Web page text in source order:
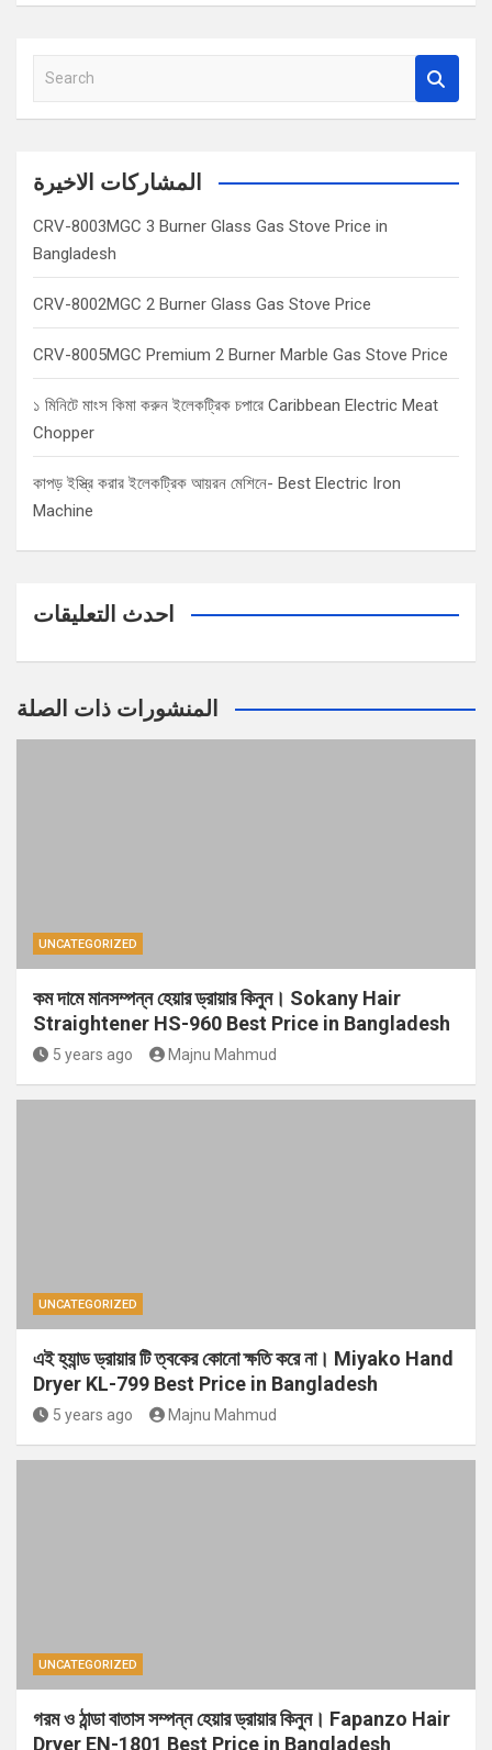
a
c
المشاركات الاخيرة
CRV-8003MGC 3 Burner Glass Gas Stove Price in
Bangladesh
CRV-8002MGC 2 Burner Glass Gas Stove Price
CRV-8005MGC Premium 2 Burner Marble Gas Stove Price
১ মিনিটে মাংস কিমা করুন ইলেকট্রিক চপারে Caribbean Electric Meat
Chopper
কাপড় ইস্ত্রি করার ইলেকট্রিক আয়রন মেশিনে- Best Electric Iron
Machine
احدث التعليقات
المنشورات ذات الصلة
UNCATEGORIZED
কম দামে মানসম্পন্ন হেয়ার ড্রায়ার কিনুন। Sokany Hair
Straightener HS-960 Best Price in Bangladesh
5 years ago Majnu Mahmud
UNCATEGORIZED
এই হ্যান্ড ড্রায়ার টি ত্বকের কোনো ক্ষতি করে না। Miyako Hand
Dryer KL-799 Best Price in Bangladesh
5 years ago Majnu Mahmud
UNCATEGORIZED
গরম ও ঠান্ডা বাতাস সম্পন্ন হেয়ার ড্রায়ার কিনুন। Fapanzo Hair
Dryer EN-1801 Best Price in Bangladesh